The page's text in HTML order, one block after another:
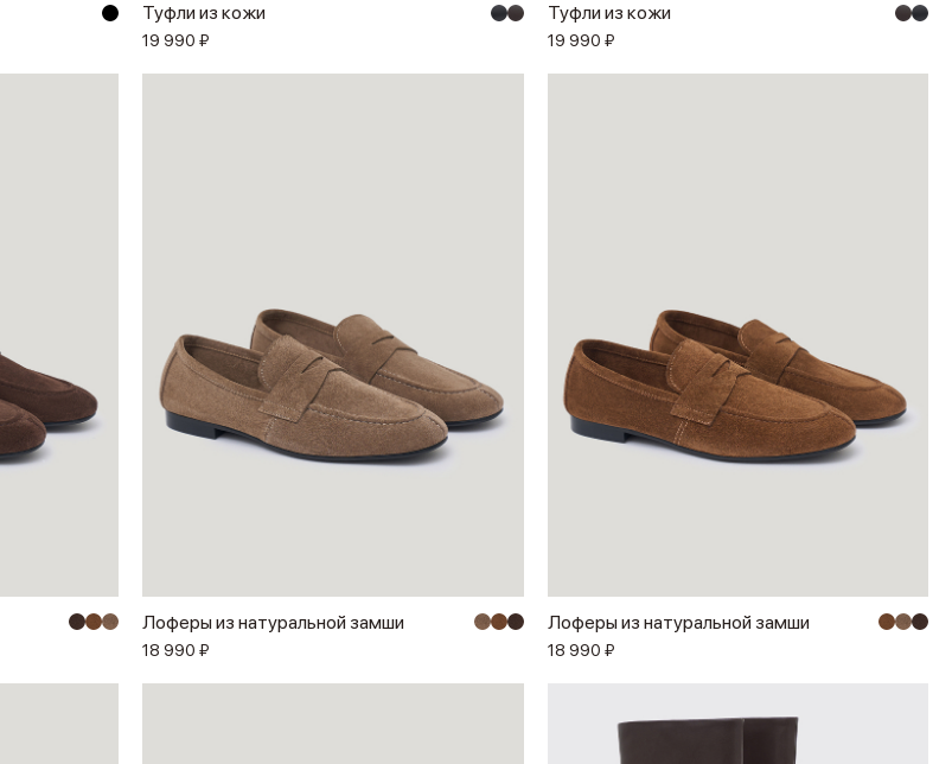
Туфли из кожи
19 990 ₽
Туфли из кожи
19 990 ₽
Лоферы из натуральной замши
18 990 ₽
Лоферы из натуральной замши
18 990 ₽